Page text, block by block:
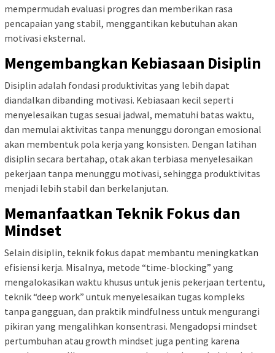
mempermudah evaluasi progres dan memberikan rasa
pencapaian yang stabil, menggantikan kebutuhan akan
motivasi eksternal.
Mengembangkan Kebiasaan Disiplin
Disiplin adalah fondasi produktivitas yang lebih dapat
diandalkan dibanding motivasi. Kebiasaan kecil seperti
menyelesaikan tugas sesuai jadwal, mematuhi batas waktu,
dan memulai aktivitas tanpa menunggu dorongan emosional
akan membentuk pola kerja yang konsisten. Dengan latihan
disiplin secara bertahap, otak akan terbiasa menyelesaikan
pekerjaan tanpa menunggu motivasi, sehingga produktivitas
menjadi lebih stabil dan berkelanjutan.
Memanfaatkan Teknik Fokus dan
Mindset
Selain disiplin, teknik fokus dapat membantu meningkatkan
efisiensi kerja. Misalnya, metode “time-blocking” yang
mengalokasikan waktu khusus untuk jenis pekerjaan tertentu,
teknik “deep work” untuk menyelesaikan tugas kompleks
tanpa gangguan, dan praktik mindfulness untuk mengurangi
pikiran yang mengalihkan konsentrasi. Mengadopsi mindset
pertumbuhan atau growth mindset juga penting karena